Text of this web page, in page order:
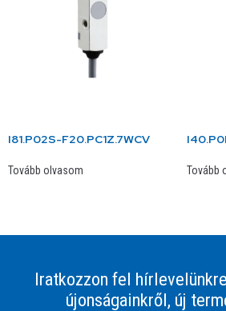
I81.P02S-F20.PC1Z.7WCV
Tovább olvasom Tovább
Iratkozzon fel
újonságainkről, új